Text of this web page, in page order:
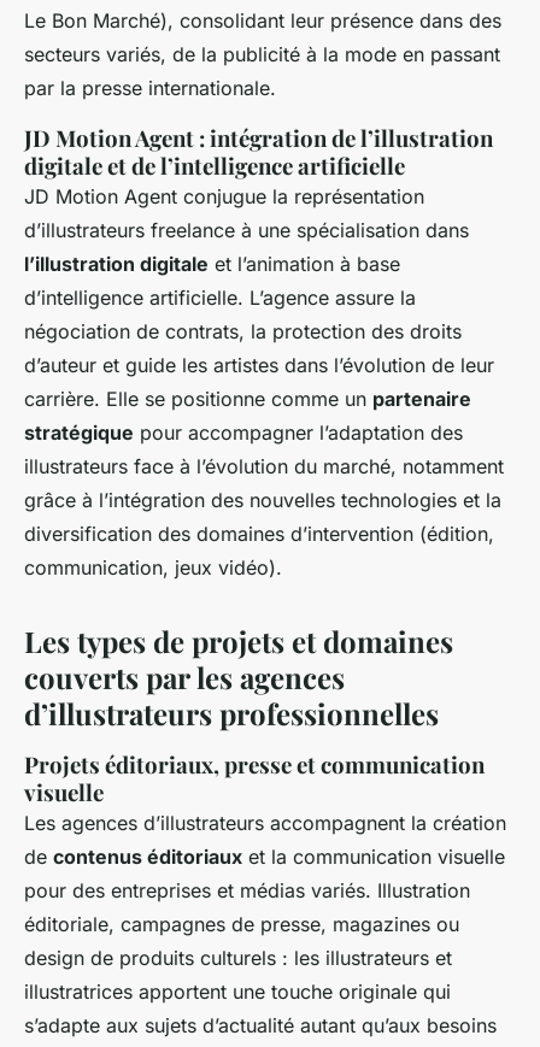
Le Bon Marché), consolidant leur présence dans des
secteurs variés, de la publicité à la mode en passant
par la presse internationale.
JD Motion Agent : intégration de l’illustration
digitale et de l’intelligence artificielle
JD Motion Agent conjugue la représentation
d’illustrateurs freelance à une spécialisation dans
l’illustration digitale et l’animation à base
d’intelligence artificielle. L’agence assure la
négociation de contrats, la protection des droits
d’auteur et guide les artistes dans l’évolution de leur
carrière. Elle se positionne comme un partenaire
stratégique pour accompagner l’adaptation des
illustrateurs face à l’évolution du marché, notamment
grâce à l’intégration des nouvelles technologies et la
diversification des domaines d’intervention (édition,
communication, jeux vidéo).
Les types de projets et domaines
couverts par les agences
d’illustrateurs professionnelles
Projets éditoriaux, presse et communication
visuelle
Les agences d’illustrateurs accompagnent la création
de contenus éditoriaux et la communication visuelle
pour des entreprises et médias variés. Illustration
éditoriale, campagnes de presse, magazines ou
design de produits culturels : les illustrateurs et
illustratrices apportent une touche originale qui
s’adapte aux sujets d’actualité autant qu’aux besoins